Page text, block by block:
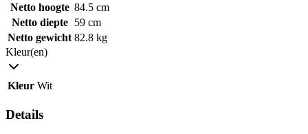
Netto hoogte 84.5 cm
Netto diepte
59 cm
Netto gewicht 82.8 kg
Kleur(en)
Kleur Wit
Details